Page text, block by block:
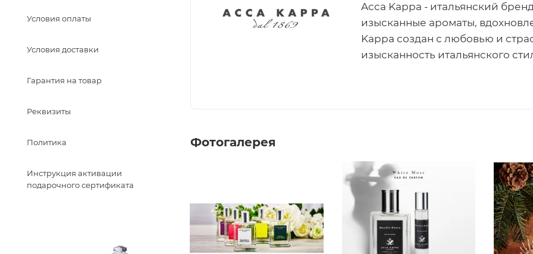
Acca Kappa - итальянский
изысканные ароматы,
Kappa создан с любовью и
изысканность итальянского
Фотогалерея
Условия оплаты
Условия доставки
Гарантия на товар
Реквизиты
Политика
Инструкция активации
подарочного сертификата